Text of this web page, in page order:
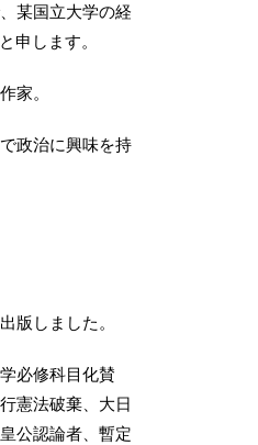
某国立大学の経
申します。
家。
政治に興味を持
版しました。
必修科目化賛
憲法破棄、大日
公認論者、暫定